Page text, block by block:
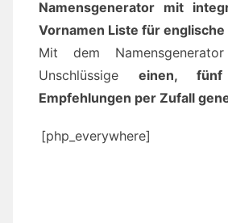
Namensgenerator mit
Vornamen Liste für
Mit dem
Unschlüssige einen,
Empfehlungen per Zufall
[php_everywhere]